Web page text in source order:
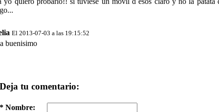
El 2013-07-03 a las 19:15:52
buenisimo
Deja tu comentario:
* Nombre: